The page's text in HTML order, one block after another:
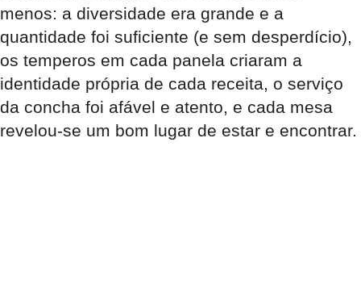
menos: a diversidade era grande e a
quantidade foi suficiente (e sem desperdício),
os temperos em cada panela criaram a
identidade própria de cada receita, o serviço
da concha foi afável e atento, e cada mesa
revelou-se um bom lugar de estar e encontrar.